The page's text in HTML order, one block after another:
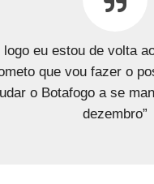
eu estou de volta
que vou fazer o
o Botafogo a se
dezembro”